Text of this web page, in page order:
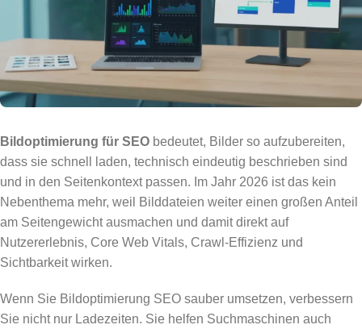
Bildoptimierung für SEO bedeutet, Bilder so aufzubereiten,
dass sie schnell laden, technisch eindeutig beschrieben sind
und in den Seitenkontext passen. Im Jahr 2026 ist das kein
Nebenthema mehr, weil Bilddateien weiter einen großen Anteil
am Seitengewicht ausmachen und damit direkt auf
Nutzererlebnis, Core Web Vitals, Crawl-Effizienz und
Sichtbarkeit wirken.
Wenn Sie Bildoptimierung SEO sauber umsetzen, verbessern
Sie nicht nur Ladezeiten. Sie helfen Suchmaschinen auch